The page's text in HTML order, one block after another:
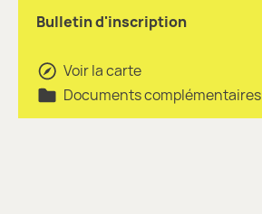
Bulletin d'inscription
Voir la carte
Documents complémentaires